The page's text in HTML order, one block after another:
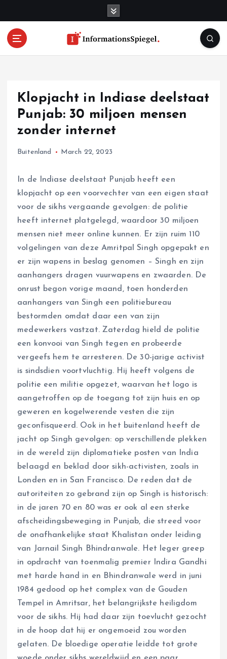
Klopjacht in Indiase deelstaat
Punjab: 30 miljoen mensen
zonder internet
Buitenland March 22, 2023
In de Indiase deelstaat Punjab heeft een
klopjacht op een voorvechter van een eigen staat
voor de sikhs vergaande gevolgen: de politie
heeft internet platgelegd, waardoor 30 miljoen
mensen niet meer online kunnen. Er zijn ruim 110
volgelingen van deze Amritpal Singh opgepakt en
er zijn wapens in beslag genomen – Singh en zijn
aanhangers dragen vuurwapens en zwaarden. De
onrust begon vorige maand, toen honderden
aanhangers van Singh een politiebureau
bestormden omdat daar een van zijn
medewerkers vastzat. Zaterdag hield de politie
een konvooi van Singh tegen en probeerde
vergeefs hem te arresteren. De 30-jarige activist
is sindsdien voortvluchtig. Hij heeft volgens de
politie een militie opgezet, waarvan het logo is
aangetroffen op de toegang tot zijn huis en op
geweren en kogelwerende vesten die zijn
geconfisqueerd. Ook in het buitenland heeft de
jacht op Singh gevolgen: op verschillende plekken
in de wereld zijn diplomatieke posten van India
belaagd en beklad door sikh-activisten, zoals in
Londen en in San Francisco. De reden dat de
autoriteiten zo gebrand zijn op Singh is historisch:
in de jaren 70 en 80 was er ook al een sterke
afscheidingsbeweging in Punjab, die streed voor
de onafhankelijke staat Khalistan onder leiding
van Jarnail Singh Bhindranwale. Het leger greep
in opdracht van toenmalig premier Indira Gandhi
met harde hand in en Bhindranwale werd in juni
1984 gedood op het complex van de Gouden
Tempel in Amritsar, het belangrijkste heiligdom
voor de sikhs. Hij had daar zijn toevlucht gezocht
in de hoop dat hij er ongemoeid zou worden
gelaten. De bloedige operatie leidde tot grote